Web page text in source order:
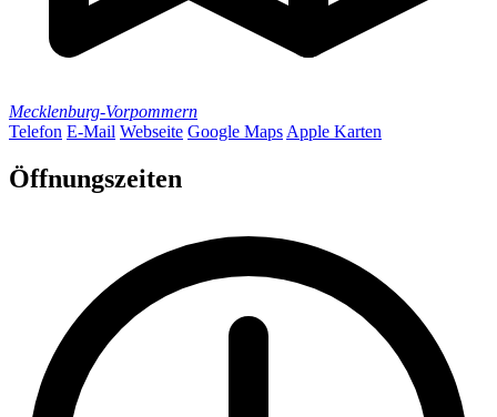
Mecklenburg-Vorpommern
Telefon E-Mail Webseite Google Maps Apple Karten
Öffnungszeiten